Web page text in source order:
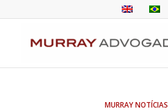
MURRAY NOTÍCIAS